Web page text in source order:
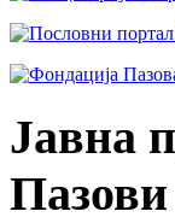
Јавна
Пазови